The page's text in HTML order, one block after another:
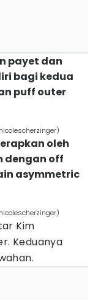
payet dan
bagi kedua
puff outer
oleh
dengan off
asymmetric
Kim
Keduanya